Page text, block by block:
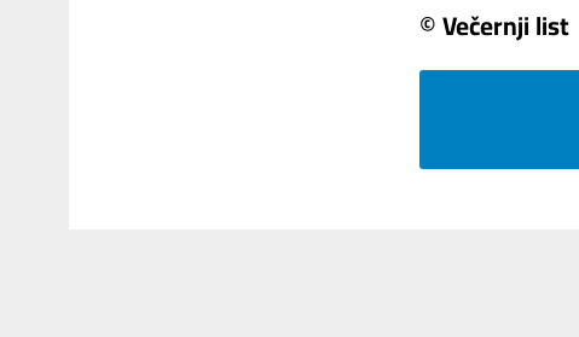
© Večernji list